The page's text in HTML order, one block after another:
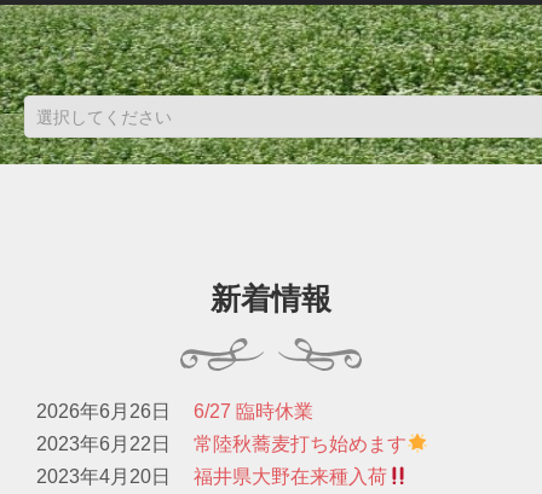
新着情報
2026年6月26日
6/27 臨時休業
2023年6月22日
常陸秋蕎麦打ち始めます
2023年4月20日
福井県大野在来種入荷